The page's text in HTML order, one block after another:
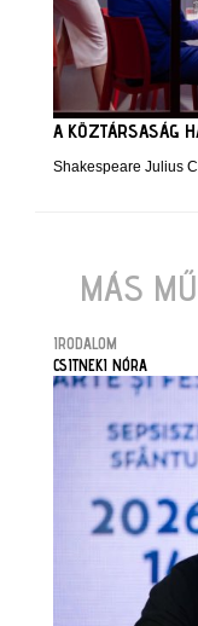
A KÖZTÁRSASÁG
Shakespeare Julius
MÁS
IRODALOM
CSITNEKI NÓRA